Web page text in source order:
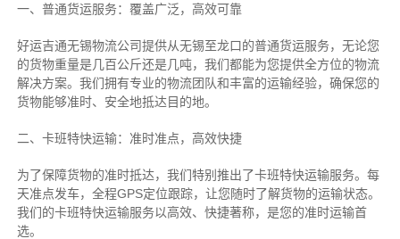
一、普通货运服务：覆盖广泛，高效可靠
好运吉通无锡物流公司提供从无锡至龙口的普通货运服务，无论您
的货物重量是几百公斤还是几吨，我们都能为您提供全方位的物流
解决方案。我们拥有专业的物流团队和丰富的运输经验，确保您的
货物能够准时、安全地抵达目的地。
二、卡班特快运输：准时准点，高效快捷
为了保障货物的准时抵达，我们特别推出了卡班特快运输服务。每
天准点发车，全程GPS定位跟踪，让您随时了解货物的运输状态。
我们的卡班特快运输服务以高效、快捷著称，是您的准时运输首
选。